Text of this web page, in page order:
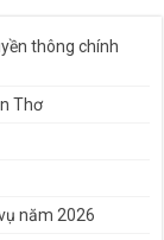
thông chính
Thơ
năm 2026